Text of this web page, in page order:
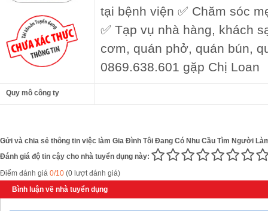
tại bệnh viện ✅ Chăm sóc
✅ Tạp vụ nhà hàng, khách
cơm, quán phở, quán bún,
0869.638.601 gặp Chị Loan
Quy mô công ty
Gửi và chia sẻ thông tin việc làm Gia Đình Tôi Đang Có Nhu Cầu Tìm Người
Đánh giá độ tin cậy cho nhà tuyển dụng này:
Điểm đánh giá 0/10 (0 lượt đánh giá)
Bình luận về nhà tuyển dụng